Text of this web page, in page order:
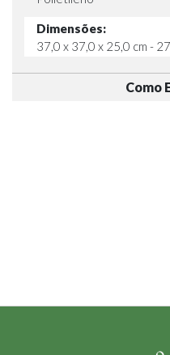
Dimensões:
37,0 x 37,0 x 25,0 cm - 27
Como